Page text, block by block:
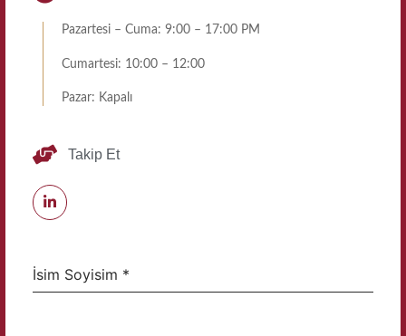
Pazartesi – Cuma: 9:00 – 17:00 PM
Cumartesi: 10:00 – 12:00
Pazar: Kapalı
Takip Et
İsim Soyisim *